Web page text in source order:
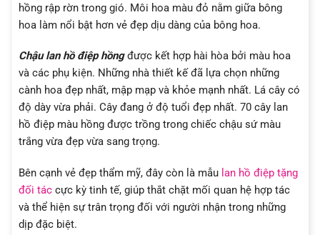
hồng rập rờn trong gió. Môi hoa màu đỏ nằm giữa bông
hoa làm nổi bật hơn vẻ đẹp dịu dàng của bông hoa.
Chậu lan hồ điệp hồngđược kết hợp hài hòa bởi màu hoa
và các phụ kiện. Những nhà thiết kế đã lựa chọn những
cành hoa đẹp nhất, mập mạp và khỏe mạnh nhất. Lá cây có
độ dày vừa phải. Cây đang ở độ tuổi đẹp nhất. 70 cây lan
hồ điệp màu hồng được trồng trong chiếc chậu sứ màu
trắng vừa đẹp vừa sang trọng.
Bên cạnh vẻ đẹp thẩm mỹ, đây còn là mẫu lan hồ điệp tặng
đối tác cực kỳ tinh tế, giúp thắt chặt mối quan hệ hợp tác
và thể hiện sự trân trọng đối với người nhận trong những
dịp đặc biệt.